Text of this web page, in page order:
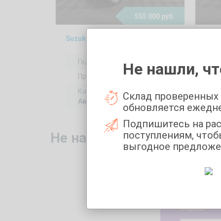
555 000 руб.
Suzuki Grand Vitara 2, 2005
Год выпуска:
Пробег:
337353 км
Коробка передач:
Автоматическая
Не нашли то, что
Укажите
Марка
Не нашли,
Склад
обновляется
Подпишитесь на
поступлениям,
выгодное